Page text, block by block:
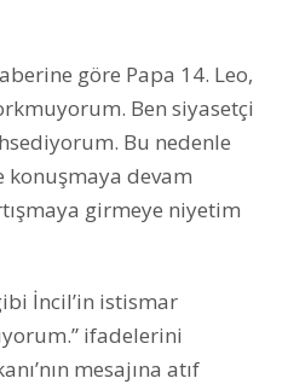
göre Papa 14. Leo,
Ben siyasetçi
Bu nedenle
konuşmaya devam
girmeye niyetim
İncil’in istismar
ifadelerini
mesajına atıf